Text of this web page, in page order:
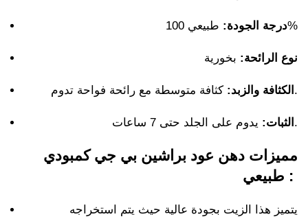
درجة الجودة:طبيعي 100%
نوع الرائحة: بخورية
الكثافة والزبد: كثافة متوسطة مع رائحة فواحة تدوم.
الثبات: يدوم على الجلد حتى 7 ساعات.
مميزات دهن عود براشين بي جي كمبودي
طبيعي :
يتميز هذا الزيت بجودة عالية حيث يتم استخراجه